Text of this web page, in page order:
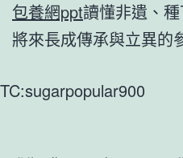
包養網ppt讀懂非遺、
將來長成傳承與立異的
TC:sugarpopular900